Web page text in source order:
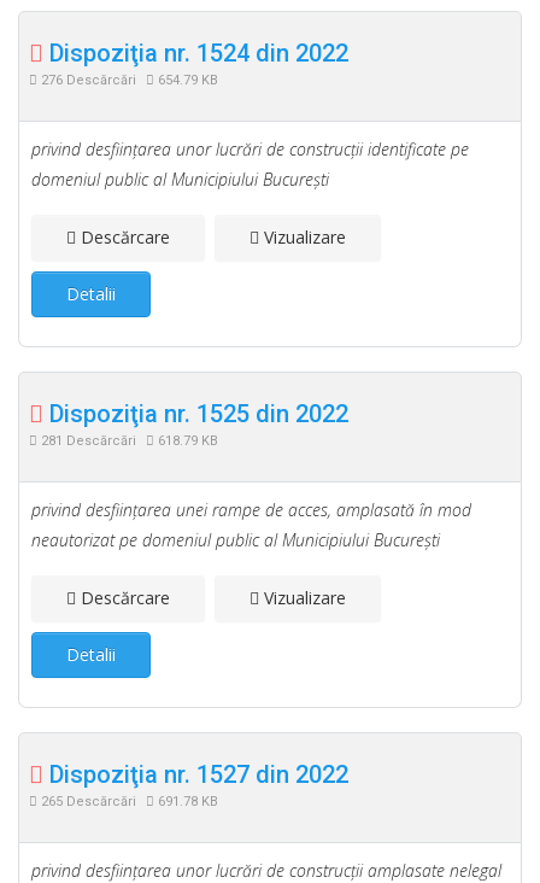
Dispoziţia nr. 1524 din 2022
276 Descărcări 654.79 KB
privind desfiinţarea unor lucrări de construcţii identificate pe
domeniul public al Municipiului Bucureşti
Descărcare Vizualizare
Detalii
Dispoziţia nr. 1525 din 2022
281 Descărcări 618.79 KB
privind desfiinţarea unei rampe de acces, amplasată în mod
neautorizat pe domeniul public al Municipiului Bucureşti
Descărcare Vizualizare
Detalii
Dispoziţia nr. 1527 din 2022
265 Descărcări 691.78 KB
privind desfiinţarea unor lucrări de construcţii amplasate nelegal